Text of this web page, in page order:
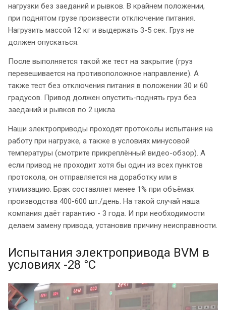
нагрузки без заеданий и рывков. В крайнем положении,
при поднятом грузе произвести отключение питания.
Нагрузить массой 12 кг и выдержать 3-5 сек. Груз не
должен опускаться.
После выполняется такой же тест на закрытие (груз
перевешивается на противоположное направление). А
также тест без отключения питания в положении 30 и 60
градусов. Привод должен опустить-поднять груз без
заеданий и рывков по 2 цикла.
Наши электроприводы проходят протоколы испытания на
работу при нагрузке, а также в условиях минусовой
температуры (смотрите прикреплённый видео-обзор). А
если привод не проходит хотя бы один из всех пунктов
протокола, он отправляется на доработку или в
утилизацию. Брак составляет менее 1% при объёмах
производства 400-600 шт./день. На такой случай наша
компания даёт гарантию - 3 года. И при необходимости
делаем замену привода, установив причину неисправности.
Испытания электропривода BVM в
условиях -28 °C